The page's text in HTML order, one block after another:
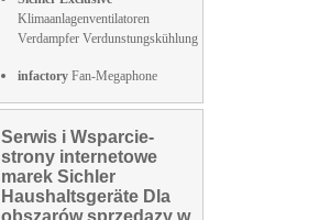
Klimaanlagenventilatoren
Verdampfer Verdunstungskühlung
infactory Fan-Megaphone
Serwis i Wsparcie-
strony internetowe
marek Sichler
Haushaltsgeräte Dla
obszarów sprzedazy w